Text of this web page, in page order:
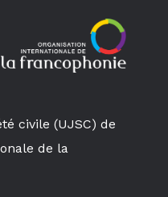
civile (UJSC) de
de la